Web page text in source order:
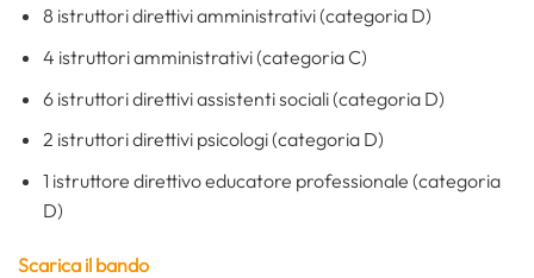
8 istruttori direttivi amministrativi (categoria D)
4 istruttori amministrativi (categoria C)
6 istruttori direttivi assistenti sociali (categoria D)
2 istruttori direttivi psicologi (categoria D)
1 istruttore direttivo educatore professionale (categoria
D)
Scarica il bando